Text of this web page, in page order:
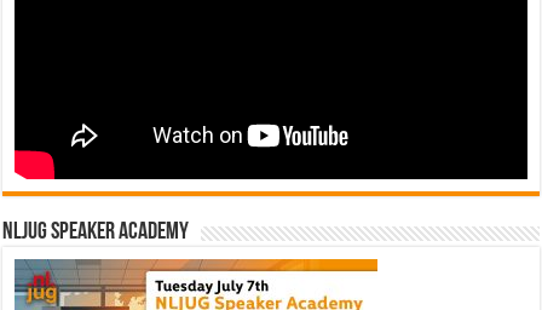
NLJUG Speaker Academy